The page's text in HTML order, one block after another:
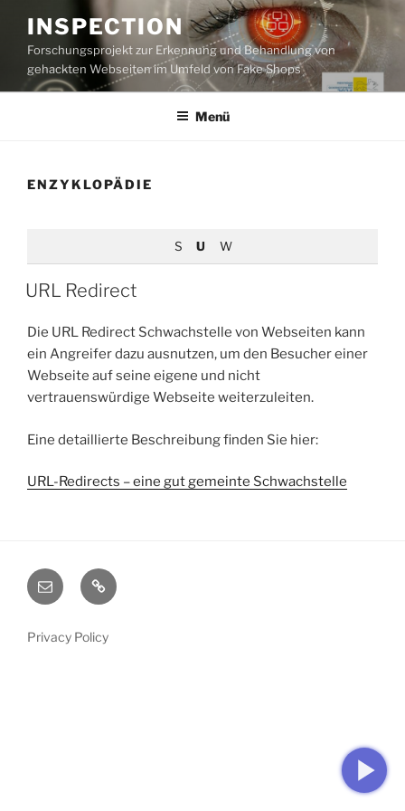
Inhalt
springen
INSPECTION
Forschungsprojekt zur Erkennung und Behandlung von
gehackten Webseiten im Umfeld von Fake Shops
Menü
ENZYKLOPÄDIE
S U W
URL Redirect
Die URL Redirect Schwachstelle von Webseiten kann
ein Angreifer dazu ausnutzen, um den Besucher einer
Webseite auf seine eigene und nicht
vertrauenswürdige Webseite weiterzuleiten.
Eine detaillierte Beschreibung finden Sie hier:
URL-Redirects – eine gut gemeinte Schwachstelle
E-
Mail
Startseite
Privacy Policy